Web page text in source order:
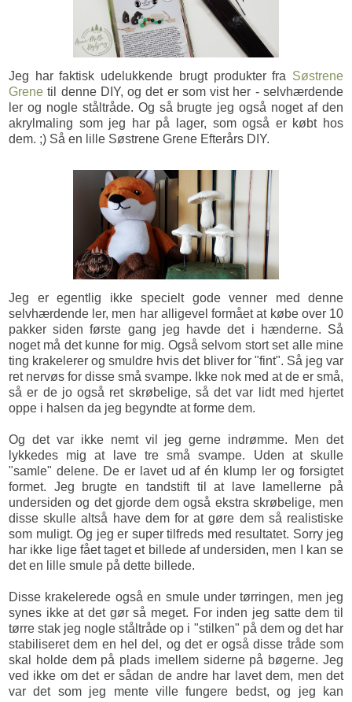
Jeg har faktisk udelukkende brugt produkter fra Søstrene
Grene til denne DIY, og det er som vist her - selvhærdende
ler og nogle ståltråde. Og så brugte jeg også noget af den
akrylmaling som jeg har på lager, som også er købt hos
dem. ;) Så en lille Søstrene Grene Efterårs DIY.
Jeg er egentlig ikke specielt gode venner med denne
selvhærdende ler, men har alligevel formået at købe over 10
pakker siden første gang jeg havde det i hænderne. Så
noget må det kunne for mig. Også selvom stort set alle mine
ting krakelerer og smuldre hvis det bliver for "fint". Så jeg var
ret nervøs for disse små svampe. Ikke nok med at de er små,
så er de jo også ret skrøbelige, så det var lidt med hjertet
oppe i halsen da jeg begyndte at forme dem.
Og det var ikke nemt vil jeg gerne indrømme. Men det
lykkedes mig at lave tre små svampe. Uden at skulle
"samle" delene. De er lavet ud af én klump ler og forsigtet
formet. Jeg brugte en tandstift til at lave lamellerne på
undersiden og det gjorde dem også ekstra skrøbelige, men
disse skulle altså have dem for at gøre dem så realistiske
som muligt. Og jeg er super tilfreds med resultatet. Sorry jeg
har ikke lige fået taget et billede af undersiden, men I kan se
det en lille smule på dette billede.
Disse krakelerede også en smule under tørringen, men jeg
synes ikke at det gør så meget. For inden jeg satte dem til
tørre stak jeg nogle ståltråde op i "stilken" på dem og det har
stabiliseret dem en hel del, og det er også disse tråde som
skal holde dem på plads imellem siderne på bøgerne. Jeg
ved ikke om det er sådan de andre har lavet dem, men det
var det som jeg mente ville fungere bedst, og jeg kan